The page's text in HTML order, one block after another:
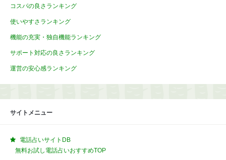
コスパの良さランキング
使いやすさランキング
機能の充実・独自機能ランキング
サポート対応の良さランキング
運営の安心感ランキング
サイトメニュー
電話占いサイトDB
無料お試し電話占いおすすめTOP